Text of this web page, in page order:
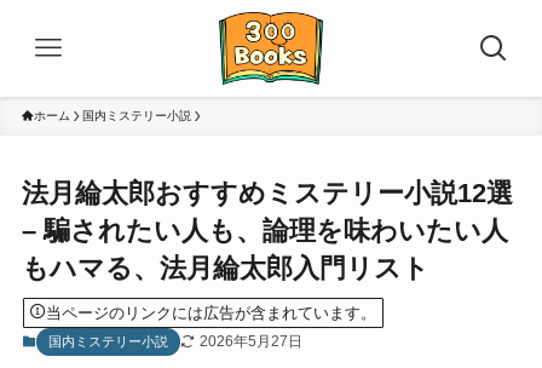
ホーム 国内ミステリー小説
法月綸太郎おすすめミステリー小説12選
– 騙されたい人も、論理を味わいたい人
もハマる、法月綸太郎入門リスト
当ページのリンクには広告が含まれています。
国内ミステリー小説 2026年5月27日